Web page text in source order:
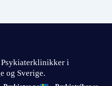
Psykiaterklinikker i
og Sverige.